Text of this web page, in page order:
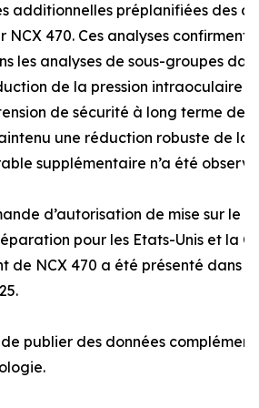
additionnelles préplanifiées des
NCX 470. Ces analyses
les analyses de sous-groupes
de la pression intraoculaire
de sécurité à long terme de
une réduction robuste de
supplémentaire n’a été
d’autorisation de mise sur le
pour les Etats-Unis et la
de NCX 470 a été présenté dans
publier des données